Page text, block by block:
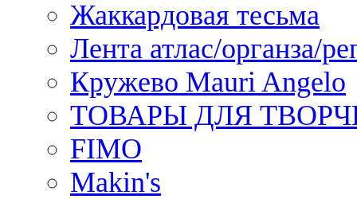
Жаккардовая тесьма
Лента атлас/органза/
Кружево Mauri Angelo
ТОВАРЫ ДЛЯ
FIMO
Makin's